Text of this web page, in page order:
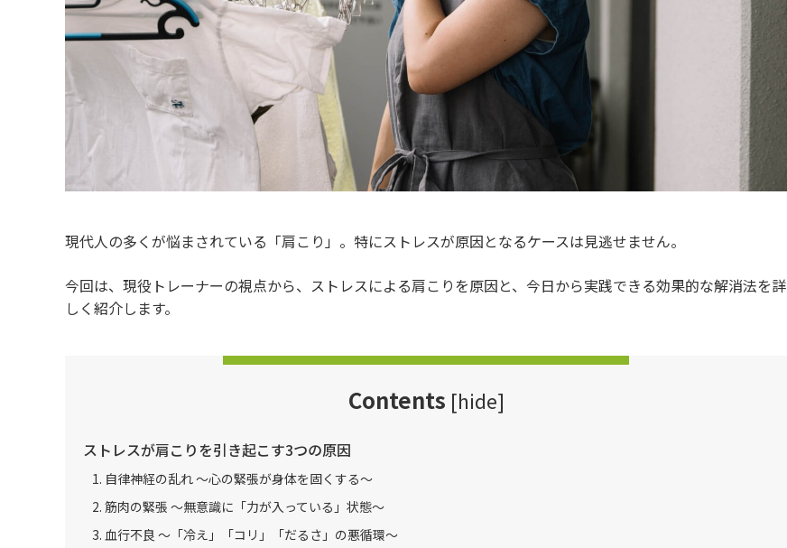
現代人の多くが悩まされている「肩こり」。特にストレスが原因となるケースは見逃せません。
今回は、現役トレーナーの視点から、ストレスによる肩こりを原因と、今日から実践できる効果的な解消法を詳
しく紹介します。
Contents [hide]
ストレスが肩こりを引き起こす3つの原因
1. 自律神経の乱れ 〜心の緊張が身体を固くする〜
2. 筋肉の緊張 〜無意識に「力が入っている」状態〜
3. 血行不良 〜「冷え」「コリ」「だるさ」の悪循環〜